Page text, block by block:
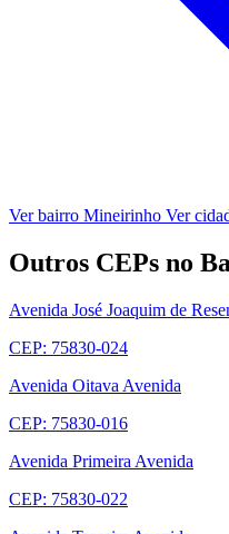
Ver bairro Mineirinho Ver
Outros CEPs no
Avenida José Joaquim de
CEP: 75830-024
Avenida Oitava Avenida
CEP: 75830-016
Avenida Primeira Avenida
CEP: 75830-022